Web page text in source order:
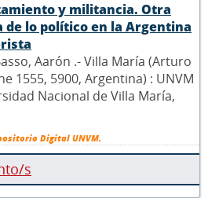
y militancia. Otra
de lo político en la Argentina
Aarón .- Villa María (Arturo
1555, 5900, Argentina) : UNVM
Nacional de Villa María,
Digital UNVM.
s